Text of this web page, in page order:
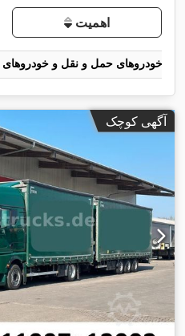
اهمیت
آگهی کوچک